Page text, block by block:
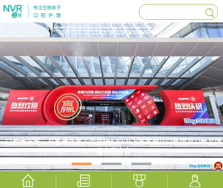
口腔大市场，与赢者共赢丨六必治&NVR上扬亮相立白集团2022年品牌
服务商大会